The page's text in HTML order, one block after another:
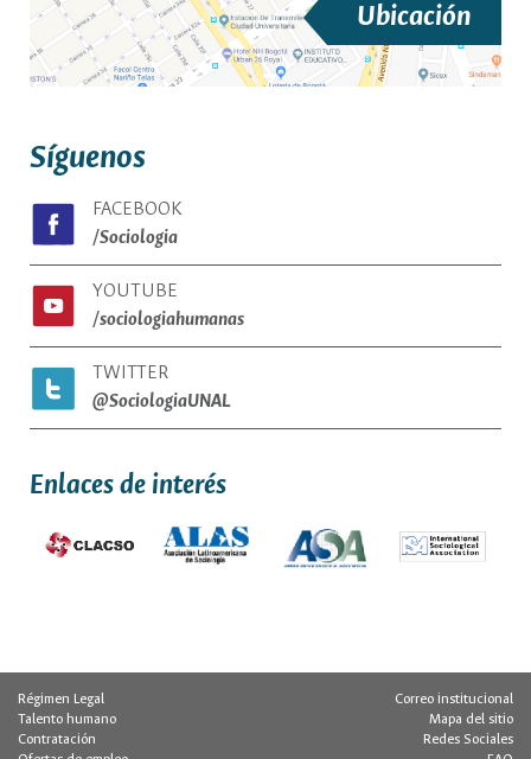
Ubicación
Síguenos
FACEBOOK
/Sociologia
YOUTUBE
/sociologiahumanas
TWITTER
@SociologiaUNAL
Enlaces de interés
Régimen Legal
Talento humano
Contratación
Correo institucional
Mapa del sitio
Redes Sociales